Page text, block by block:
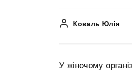
Коваль Юлія
У жіночому